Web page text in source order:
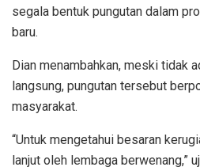
segala bentuk pungutan dalam
baru.
Dian menambahkan, meski tidak
langsung, pungutan tersebut
masyarakat.
“Untuk mengetahui besaran
lanjut oleh lembaga berwenang,”